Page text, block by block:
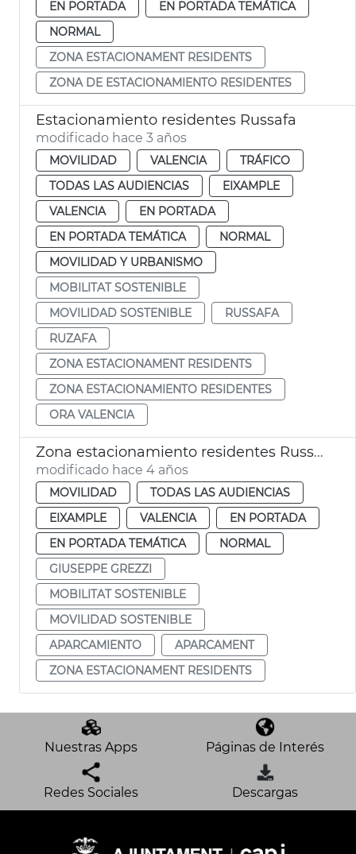
EN PORTADA
EN PORTADA TEMÁTICA
NORMAL
ZONA ESTACIONAMENT RESIDENTS
ZONA DE ESTACIONAMIENTO RESIDENTES
Estacionamiento residentes Russafa
modificado hace 3 años
MOVILIDAD VALENCIA
TRÁFICO
TODAS LAS AUDIENCIAS
EIXAMPLE
VALENCIA
EN PORTADA
EN PORTADA TEMÁTICA
NORMAL
MOVILIDAD Y URBANISMO
MOBILITAT SOSTENIBLE
MOVILIDAD SOSTENIBLE
RUSSAFA
RUZAFA
ZONA ESTACIONAMENT RESIDENTS
ZONA ESTACIONAMIENTO RESIDENTES
ORA VALENCIA
Zona estacionamiento residentes Russafa
modificado hace 4 años
MOVILIDAD
TODAS LAS AUDIENCIAS
EIXAMPLE
VALENCIA
EN PORTADA
EN PORTADA TEMÁTICA
NORMAL
GIUSEPPE GREZZI
MOBILITAT SOSTENIBLE
MOVILIDAD SOSTENIBLE
APARCAMIENTO
APARCAMENT
ZONA ESTACIONAMENT RESIDENTS
Nuestras Apps Páginas de Interés
Redes Sociales Descargas